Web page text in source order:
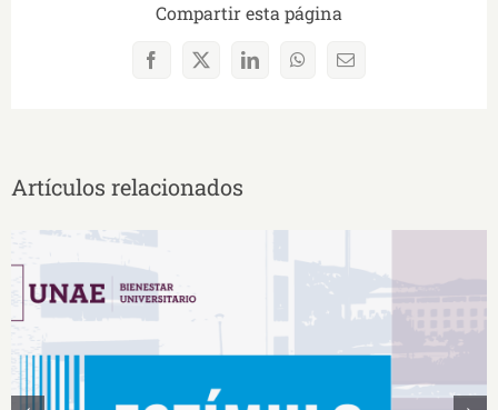
Compartir esta página
Facebook
X LinkedInWhatsAppCorreo
Artículos relacionados